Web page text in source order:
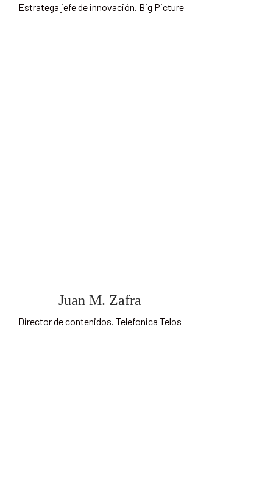
Estratega jefe de innovación. Big Picture
Juan M. Zafra
Director de contenidos. Telefonica Telos